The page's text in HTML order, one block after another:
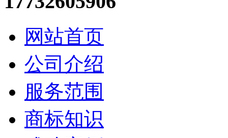
网站首页
公司介绍
服务范围
商标知识